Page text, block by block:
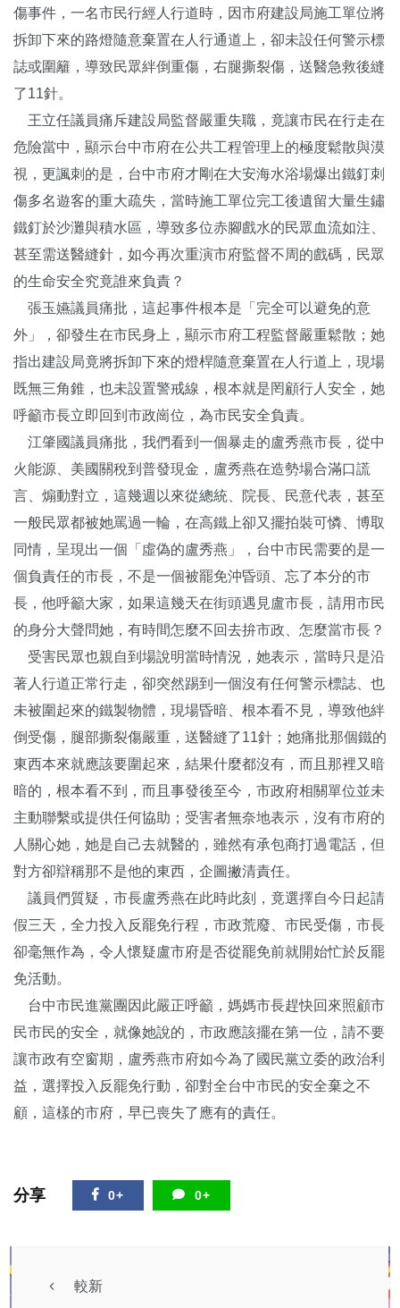
傷事件，一名市民行經人行道時，因市府建設局施工單位將
拆卸下來的路燈隨意棄置在人行通道上，卻未設任何警示標
誌或圍籬，導致民眾絆倒重傷，右腿撕裂傷，送醫急救後縫
了11針。
王立任議員痛斥建設局監督嚴重失職，竟讓市民在行走在
危險當中，顯示台中市府在公共工程管理上的極度鬆散與漠
視，更諷刺的是，台中市府才剛在大安海水浴場爆出鐵釘刺
傷多名遊客的重大疏失，當時施工單位完工後遺留大量生鏽
鐵釘於沙灘與積水區，導致多位赤腳戲水的民眾血流如注、
甚至需送醫縫針，如今再次重演市府監督不周的戲碼，民眾
的生命安全究竟誰來負責？
張玉嬿議員痛批，這起事件根本是「完全可以避免的意
外」，卻發生在市民身上，顯示市府工程監督嚴重鬆散；她
指出建設局竟將拆卸下來的燈桿隨意棄置在人行道上，現場
既無三角錐，也未設置警戒線，根本就是罔顧行人安全，她
呼籲市長立即回到市政崗位，為市民安全負責。
江肇國議員痛批，我們看到一個暴走的盧秀燕市長，從中
火能源、美國關稅到普發現金，盧秀燕在造勢場合滿口謊
言、煽動對立，這幾週以來從總統、院長、民意代表，甚至
一般民眾都被她罵過一輪，在高鐵上卻又擺拍裝可憐、博取
同情，呈現出一個「虛偽的盧秀燕」，台中市民需要的是一
個負責任的市長，不是一個被罷免沖昏頭、忘了本分的市
長，他呼籲大家，如果這幾天在街頭遇見盧市長，請用市民
的身分大聲問她，有時間怎麼不回去拚市政、怎麼當市長？
受害民眾也親自到場說明當時情況，她表示，當時只是沿
著人行道正常行走，卻突然踢到一個沒有任何警示標誌、也
未被圍起來的鐵製物體，現場昏暗、根本看不見，導致他絆
倒受傷，腿部撕裂傷嚴重，送醫縫了11針；她痛批那個鐵的
東西本來就應該要圍起來，結果什麼都沒有，而且那裡又暗
暗的，根本看不到，而且事發後至今，市政府相關單位並未
主動聯繫或提供任何協助；受害者無奈地表示，沒有市府的
人關心她，她是自己去就醫的，雖然有承包商打過電話，但
對方卻辯稱那不是他的東西，企圖撇清責任。
議員們質疑，市長盧秀燕在此時此刻，竟選擇自今日起請
假三天，全力投入反罷免行程，市政荒廢、市民受傷，市長
卻毫無作為，令人懷疑盧市府是否從罷免前就開始忙於反罷
免活動。
台中市民進黨團因此嚴正呼籲，媽媽市長趕快回來照顧市
民市民的安全，就像她說的，市政應該擺在第一位，請不要
讓市政有空窗期，盧秀燕市府如今為了國民黨立委的政治利
益，選擇投入反罷免行動，卻對全台中市民的安全棄之不
顧，這樣的市府，早已喪失了應有的責任。
分享 0+ 0+
較新